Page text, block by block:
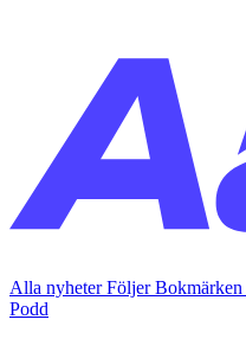
Alla nyheterFöljerBokmärken
Podd